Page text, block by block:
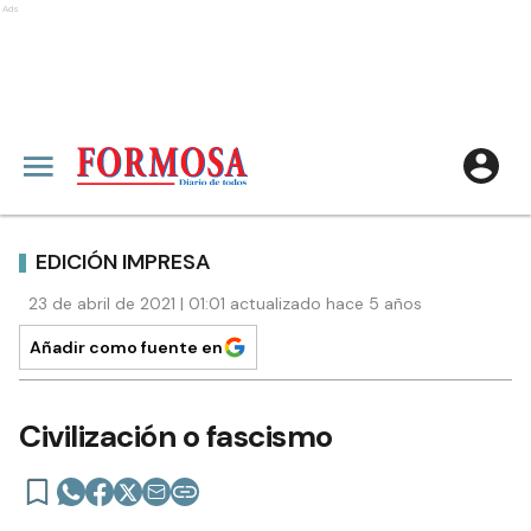
Ads
EDICIÓN IMPRESA
23 de abril de 2021 | 01:01 actualizado hace 5 años
Añadir como fuente en
Civilización o fascismo